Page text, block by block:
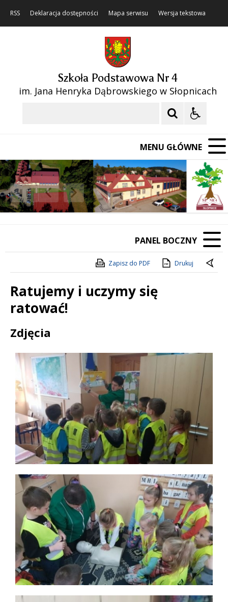
RSS Deklaracja dostępności Mapa serwisu Wersja tekstowa
Szkoła Podstawowa Nr 4
im. Jana Henryka Dąbrowskiego w Słopnicach
MENU GŁÓWNE
Poprzedni Element
Następny Element
❚❚
PANEL BOCZNY
Zapisz do PDF Drukuj
Ratujemy i uczymy się
ratować!
Treść
Zdjęcia